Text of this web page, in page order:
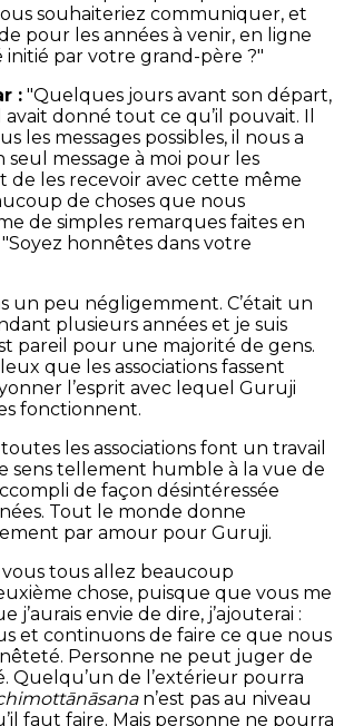
souhaiteriez communiquer, et
pour les années à venir, en ligne
initié par votre grand-père ?"
: "Quelques jours avant son départ,
avait donné tout ce qu’il pouvait. Il
les messages possibles, il nous a
message à moi pour les
de les recevoir avec cette même
de choses que nous
de simples remarques faites en
honnêtes dans votre
un peu négligemment. C’était un
plusieurs années et je suis
pareil pour une majorité de gens.
que les associations fassent
l’esprit avec lequel Guruji
fonctionnent.
les associations font un travail
sens tellement humble à la vue de
de façon désintéressée
Tout le monde donne
par amour pour Guruji.
vous tous allez beaucoup
chose, puisque que vous me
j’aurais envie de dire, j’ajouterai :
et continuons de faire ce que nous
Personne ne peut juger de
Quelqu’un de l’extérieur pourra
n’est pas au niveau
faut faire. Mais personne ne pourra